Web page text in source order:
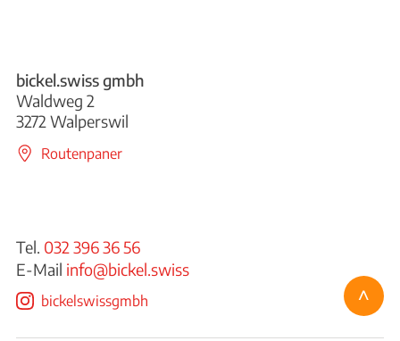
bickel.swiss gmbh
Waldweg 2
3272 Walperswil
Routenpaner
Tel. 032 396 36 56
E-Mail info@bickel.swiss
bickelswissgmbh ^